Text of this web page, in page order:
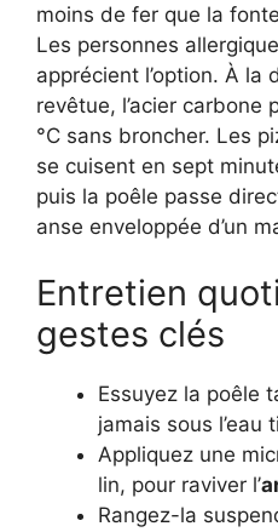
moins de fer que la
Les personnes
apprécient l’option. À la
revêtue, l’acier
°C sans broncher. Les
se cuisent en sept
puis la poêle passe
anse enveloppée d’un
Entretien
gestes clés
Essuyez la poêle
jamais sous l’eau
Appliquez une
lin, pour raviver l’
Rangez-la